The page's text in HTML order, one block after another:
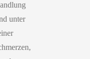
unter